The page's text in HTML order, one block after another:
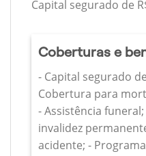
Capital segurado de
Coberturas e
- Capital segurado
Cobertura para
- Assistência
invalidez
acidente; -